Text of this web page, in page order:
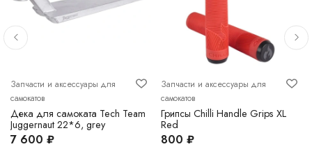
Запчасти и аксессуары для
самокатов
Дека для самоката Tech Team
Juggernaut 22*6, grey
7 600 ₽
Запчасти и аксессуары для
самокатов
Грипсы Chilli Handle Grips XL
Red
800 ₽